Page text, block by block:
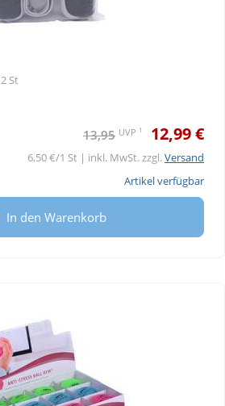
2 St
13,95 UVP 1 12,99 €
6,50 €/1 St | inkl. MwSt. zzgl.Versand
Artikel verfügbar
In den Warenkorb